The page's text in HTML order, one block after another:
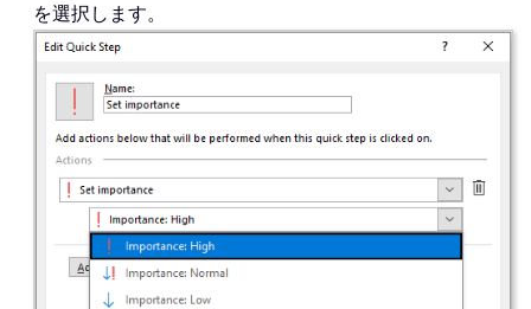
を選択します。